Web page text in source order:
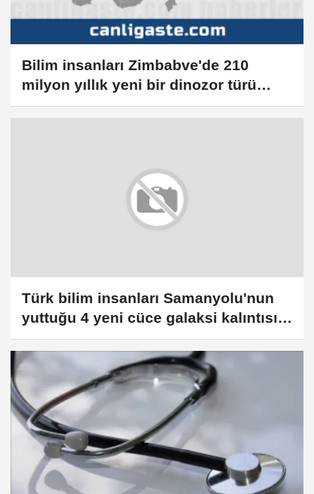
Bilim insanları Zimbabve'de 210
milyon yıllık yeni bir dinozor türü
keşfetti
Türk bilim insanları Samanyolu'nun
yuttuğu 4 yeni cüce galaksi kalıntısı
keşfetti